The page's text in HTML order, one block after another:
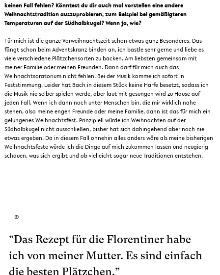
keinen Fall fehlen? Könntest du dir auch mal vorstellen eine andere
Weihnachtstradition auszuprobieren, zum Beispiel bei gemäßigteren
Temperaturen auf der Südhalbkugel? Wenn ja, wie?
Für mich ist die ganze Vorweihnachtszeit schon etwas ganz Besonderes. Das
fängt schon beim Adventskranz binden an, ich bastle sehr gerne und liebe es
viele verschiedene Plätzchensorten zu backen. Am liebsten gemeinsam mit
meiner Familie oder meinen Freunden. Dann darf für mich auch das
Weihnachtsoratorium nicht fehlen. Bei der Musik komme ich sofort in
Feststimmung. Leider hat Bach in diesem Stück keine Harfe besetzt, sodass ich
die Musik nie selber spielen werde, aber laut mit gesungen wird zu Hause auf
jeden Fall. Wenn ich dann noch unter Menschen bin, die mir wirklich nahe
stehen, also meine engen Freunde oder meine Familie, dann ist das für mich ein
gelungenes Weihnachtsfest. Prinzipiell würde ich Weihnachten auf der
Südhalbkugel nicht ausschließen, bisher hat sich dahingehend aber noch nie
etwas ergeben. Da in diesem Fall ohnehin alles anders wäre als meine bisherigen
Weihnachtsfeste würde ich die Dinge auf mich zukommen lassen und neugierig
schauen, was sich ergibt und ob vielleicht sogar neue Traditionen entstehen.
©
“Das Rezept für die Florentiner habe
ich von meiner Mutter. Es sind einfach
die besten Plätzchen.”